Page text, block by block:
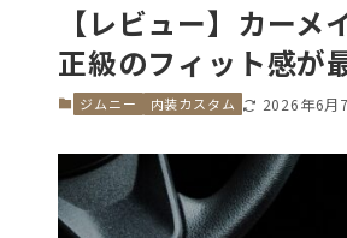
【レビュー】カー
正級のフィット感が
ジムニー 内装カスタム 2026年6月